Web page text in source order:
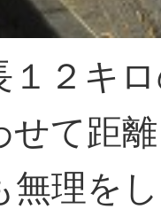
１２キ
せて距
無理を